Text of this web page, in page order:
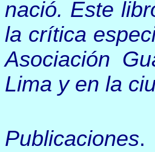
nació. Este
la crítica
Asociación
Lima y en la
Jorge
Publicaciones.